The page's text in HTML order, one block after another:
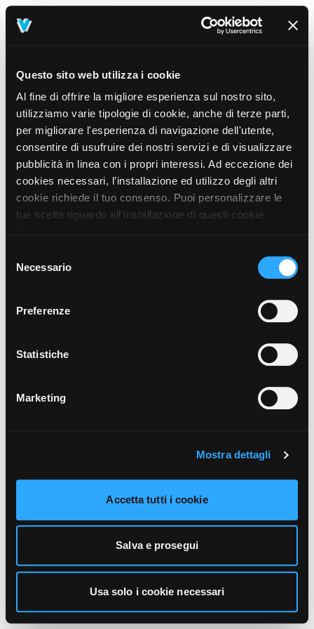
Questo sito web utilizza i cookie
Al fine di offrire la migliore esperienza sul nostro sito,
utilizziamo varie tipologie di cookie, anche di terze parti,
per migliorare l'esperienza di navigazione dell'utente,
consentire di usufruire dei nostri servizi e di visualizzare
pubblicità in linea con i propri interessi. Ad eccezione dei
cookies necessari, l’installazione ed utilizzo degli altri
cookie richiede il tuo consenso. Puoi personalizzare le
tue scelte riguardo all’installazione di questi cookie
prosegui” o decidere di accettare tutti i cookie, cliccando
sul pulsante “Accetta tutti i cookie”. Cliccando sul tasto
unicamente i cookie necessari alla navigazione. Per
funzionamento, puoi prendere visione dell’informativa
cliccando qui.
delNecessario
Preferenze
Statistiche
Marketing
Mostra dettagli
Accetta tutti i cookie
Salva e prosegui
Usa solo i cookie necessari
404